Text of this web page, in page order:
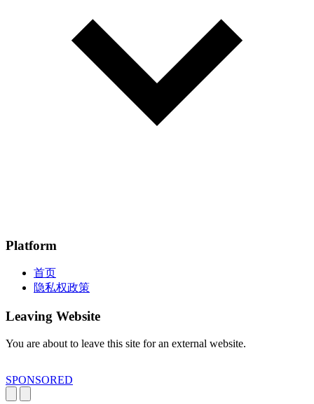
Platform
首页
隐私权政策
Leaving Website
You are about to leave this site for an external website.
SPONSORED